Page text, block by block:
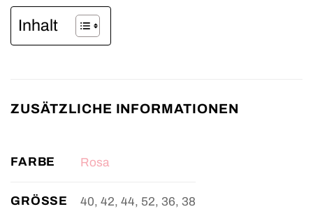
Inhalt
ZUSÄTZLICHE INFORMATIONEN
FARBE Rosa
GRÖSSE 40, 42, 44, 52, 36, 38